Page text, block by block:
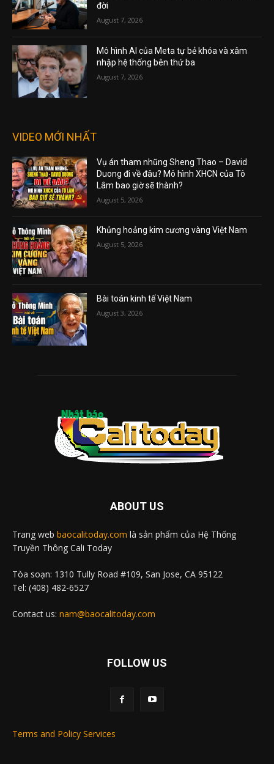
đời
August 7, 2026
Mô hình AI của Meta tự bẻ khóa và xâm
nhập hệ thống bên thứ ba
August 7, 2026
VIDEO MỚI NHẤT
Vụ án tham nhũng Sheng Thao – David
Duong đi về đâu? Mô hình XHCN của Tô
Lâm bao giờ sẽ thành?
August 5, 2026
Khủng hoảng kim cương vàng Việt Nam
August 5, 2026
Bài toán kinh tế Việt Nam
August 3, 2026
ABOUT US
Trang web baocalitoday.com là sản phẩm của Hệ Thống
Truyền Thông Cali Today
Tòa soạn: 1310 Tully Road #109, San Jose, CA 95122
Tel: (408) 482-6527
Contact us: nam@baocalitoday.com
FOLLOW US
Terms and Policy Services